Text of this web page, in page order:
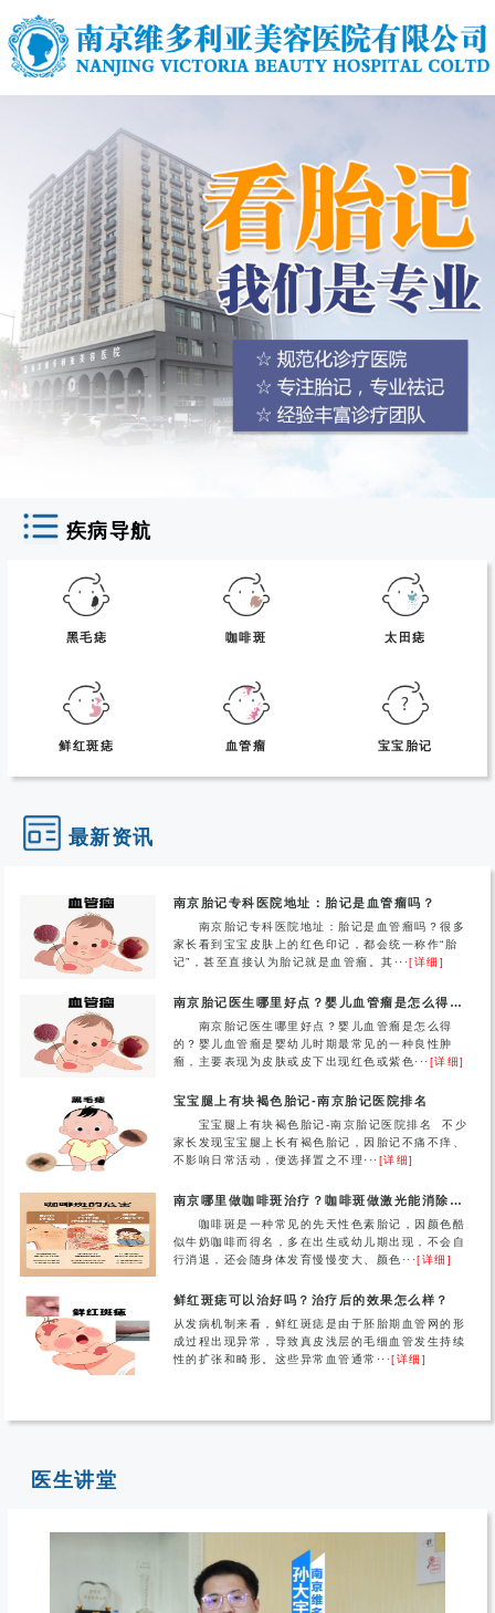
疾病导航
黑毛痣 咖啡斑 太田痣
鲜红斑痣 血管瘤 宝宝胎记
最新资讯
南京胎记专科医院地址：胎记是血管瘤吗？
南京胎记专科医院地址：胎记是血管瘤吗？很多
家长看到宝宝皮肤上的红色印记，都会统一称作“胎
记”，甚至直接认为胎记就是血管瘤。其···[详细]
南京胎记医生哪里好点？婴儿血管瘤是怎么得的？
南京胎记医生哪里好点？婴儿血管瘤是怎么得
的？婴儿血管瘤是婴幼儿时期最常见的一种良性肿
瘤，主要表现为皮肤或皮下出现红色或紫色···[详细]
宝宝腿上有块褐色胎记-南京胎记医院排名
宝宝腿上有块褐色胎记-南京胎记医院排名 不少
家长发现宝宝腿上长有褐色胎记，因胎记不痛不痒、
不影响日常活动，便选择置之不理···[详细]
南京哪里做咖啡斑治疗？咖啡斑做激光能消除吗？
咖啡斑是一种常见的先天性色素胎记，因颜色酷
似牛奶咖啡而得名，多在出生或幼儿期出现，不会自
行消退，还会随身体发育慢慢变大、颜色···[详细]
鲜红斑痣可以治好吗？治疗后的效果怎么样？
从发病机制来看，鲜红斑痣是由于胚胎期血管网的形
成过程出现异常，导致真皮浅层的毛细血管发生持续
性的扩张和畸形。这些异常血管通常···[详细]
医生讲堂